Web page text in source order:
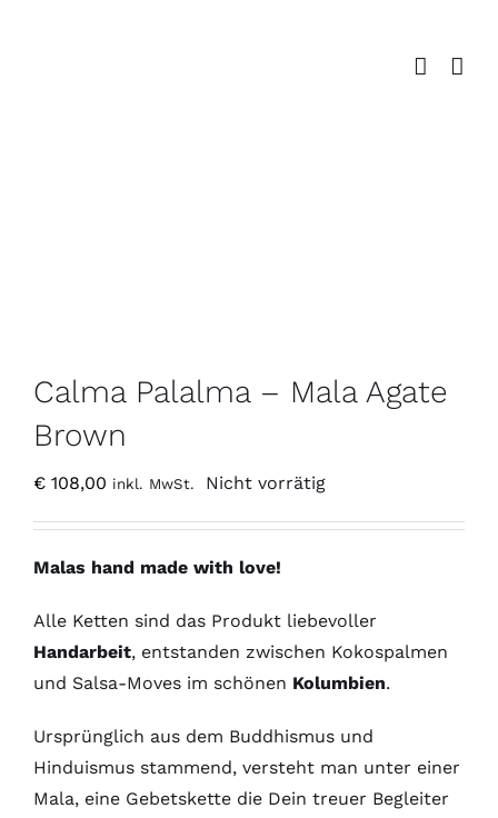
Calma Palalma – Mala Agate
Brown
€ 108,00 inkl. MwSt. Nicht vorrätig
Malas hand made with love!
Alle Ketten sind das Produkt liebevoller
Handarbeit, entstanden zwischen Kokospalmen
und Salsa-Moves im schönen Kolumbien.
Ursprünglich aus dem Buddhismus und
Hinduismus stammend, versteht man unter einer
Mala, eine Gebetskette die Dein treuer Begleiter